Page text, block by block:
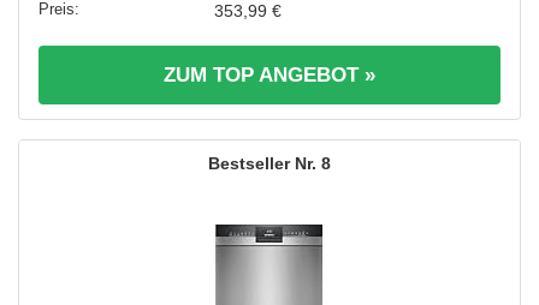
353,99 €
ZUM TOP ANGEBOT »
8